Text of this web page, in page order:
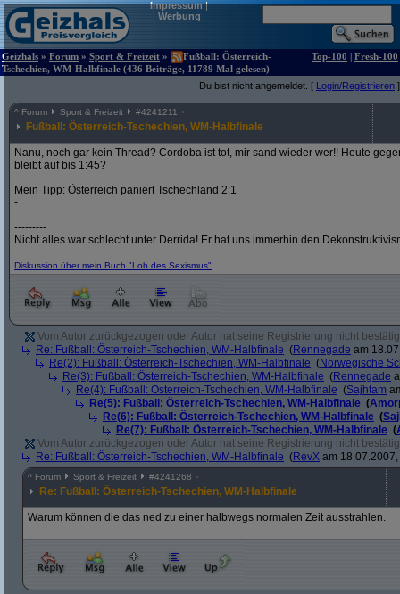
Impressum|
Werbung
Geizhals » Forum » Sport & Freizeit »
Fußball: Österreich-
Tschechien, WM-Halbfinale (436 Beiträge, 11789 Mal gelesen)
Top-100 | Fresh-100
Du bist nicht angemeldet. [ Login/Registrieren ]
^ Forum Sport & Freizeit #4241211
Fußball: Österreich-Tschechien, WM-Halbfinale
Nanu, noch gar kein Thread? Cordoba ist tot, mir sand wieder wer!! Heute
bleibt auf bis 1:45?
Mein Tipp: Österreich paniert Tschechland 2:1
-
---------
Nicht alles war schlecht unter Derrida! Er hat uns immerhin den
Diskussion über mein Buch "Lob des Sexismus"
Vom Autor zurückgezogen oder Autor hat seine Registrierung nicht
Re: Fußball: Österreich-Tschechien, WM-Halbfinale (Rennegade am
Re(2): Fußball: Österreich-Tschechien, WM-Halbfinale (Norwegische
Re(3): Fußball: Österreich-Tschechien, WM-Halbfinale (Rennegade
Re(4): Fußball: Österreich-Tschechien, WM-Halbfinale (Sajhtam
Re(5): Fußball: Österreich-Tschechien, WM-Halbfinale (
Re(6): Fußball: Österreich-Tschechien, WM-Halbfinale (
Re(7): Fußball: Österreich-Tschechien, WM-Halbfinale (
Vom Autor zurückgezogen oder Autor hat seine Registrierung nicht
Re: Fußball: Österreich-Tschechien, WM-Halbfinale (RevX am
^ Forum Sport & Freizeit #4241268
Re: Fußball: Österreich-Tschechien, WM-Halbfinale
Warum können die das ned zu einer halbwegs normalen Zeit ausstrahlen.